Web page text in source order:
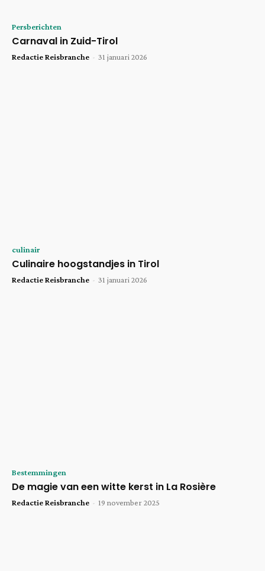
Persberichten
Carnaval in Zuid-Tirol
Redactie Reisbranche - 31 januari 2026
culinair
Culinaire hoogstandjes in Tirol
Redactie Reisbranche - 31 januari 2026
Bestemmingen
De magie van een witte kerst in La Rosière
Redactie Reisbranche - 19 november 2025